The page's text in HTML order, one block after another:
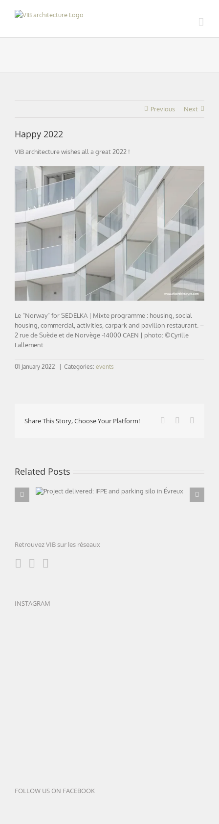
Previous Next
Happy 2022
VIB architecture wishes all a great 2022 !
Le “Norway” for SEDELKA | Mixte programme : housing, social
housing, commercial, activities, carpark and pavillon restaurant. –
2 rue de Suède et de Norvège -14000 CAEN | photo: ©Cyrille
Lallement.
01 January 2022 | Categories: events
Share This Story, Choose Your Platform! Facebook
Related Posts
Project delivered: IFPE and parking silo in
Retrouvez VIB sur les réseaux
INSTAGRAM
FOLLOW US ON FACEBOOK